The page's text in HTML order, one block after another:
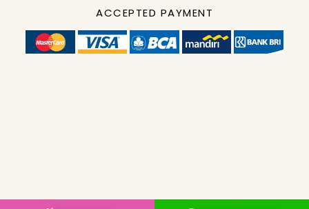
ACCEPTED PAYMENT